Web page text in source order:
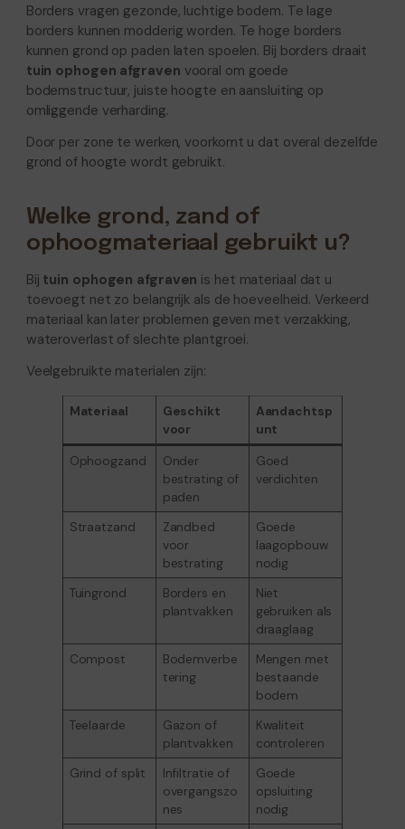
Borders vragen gezonde, luchtige bodem. Te lage
borders kunnen modderig worden. Te hoge borders
kunnen grond op paden laten spoelen. Bij borders draait
tuin ophogen afgraven vooral om goede
bodemstructuur, juiste hoogte en aansluiting op
omliggende verharding.
Door per zone te werken, voorkomt u dat overal dezelfde
grond of hoogte wordt gebruikt.
Welke grond, zand of
ophoogmateriaal gebruikt u?
Bij tuin ophogen afgraven is het materiaal dat u
toevoegt net zo belangrijk als de hoeveelheid. Verkeerd
materiaal kan later problemen geven met verzakking,
wateroverlast of slechte plantgroei.
Veelgebruikte materialen zijn:
Materiaal
Geschikt
voor
Aandachtsp
unt
Ophoogzand
Onder
bestrating of
paden
Goed
verdichten
Straatzand
Zandbed
voor
bestrating
Goede
laagopbouw
nodig
Tuingrond
Borders en
plantvakken
Niet
gebruiken als
draaglaag
Compost
Bodemverbe
tering
Mengen met
bestaande
bodem
Teelaarde
Gazon of
plantvakken
Kwaliteit
controleren
Grind of split
Infiltratie of
overgangszo
nes
Goede
opsluiting
nodig